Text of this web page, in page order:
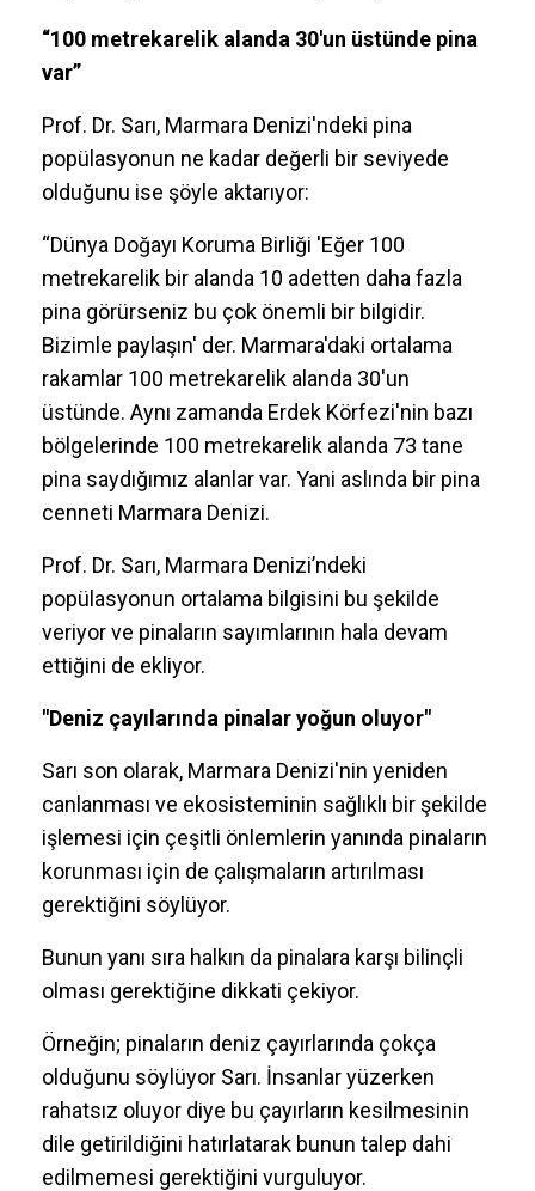
“100 metrekarelik alanda 30'un üstünde pina
var”
Prof. Dr. Sarı, Marmara Denizi'ndeki pina
popülasyonun ne kadar değerli bir seviyede
olduğunu ise şöyle aktarıyor:
“Dünya Doğayı Koruma Birliği 'Eğer 100
metrekarelik bir alanda 10 adetten daha fazla
pina görürseniz bu çok önemli bir bilgidir.
Bizimle paylaşın' der. Marmara'daki ortalama
rakamlar 100 metrekarelik alanda 30'un
üstünde. Aynı zamanda Erdek Körfezi'nin bazı
bölgelerinde 100 metrekarelik alanda 73 tane
pina saydığımız alanlar var. Yani aslında bir pina
cenneti Marmara Denizi.
Prof. Dr. Sarı, Marmara Denizi’ndeki
popülasyonun ortalama bilgisini bu şekilde
veriyor ve pinaların sayımlarının hala devam
ettiğini de ekliyor.
"Deniz çayılarında pinalar yoğun oluyor"
Sarı son olarak, Marmara Denizi'nin yeniden
canlanması ve ekosisteminin sağlıklı bir şekilde
işlemesi için çeşitli önlemlerin yanında pinaların
korunması için de çalışmaların artırılması
gerektiğini söylüyor.
Bunun yanı sıra halkın da pinalara karşı bilinçli
olması gerektiğine dikkati çekiyor.
Örneğin; pinaların deniz çayırlarında çokça
olduğunu söylüyor Sarı. İnsanlar yüzerken
rahatsız oluyor diye bu çayırların kesilmesinin
dile getirildiğini hatırlatarak bunun talep dahi
edilmemesi gerektiğini vurguluyor.